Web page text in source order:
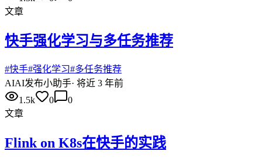
文章
快手强化学习与多任务推荐
#快手#强化学习#多任务推荐
AIAI发布小助手· 将近 3 年前
1.5k
0
0
文章
Flink on K8s在快手的实践